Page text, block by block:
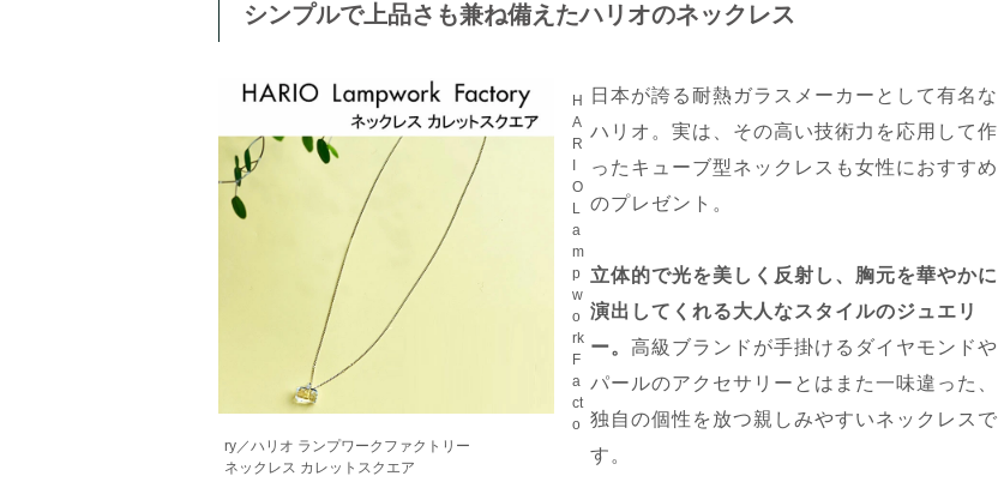
シンプルで上品さも兼ね備えたハリオのネックレス
H
A
R
O
L
a
m
p
w
o
rk
F
a
ct
o
ry／ハリオ ランプワークファクトリー
ネックレス カレットスクエア
日本が誇る耐熱ガラスメーカーとして有名な
ハリオ。実は、その高い技術力を応用して作
ったキューブ型ネックレスも女性におすすめ
のプレゼント。
立体的で光を美しく反射し、胸元を華やかに
演出してくれる大人なスタイルのジュエリ
ー。 高級ブランドが手掛けるダイヤモンドや
パールのアクセサリーとはまた一味違った、
独自の個性を放つ親しみやすいネックレスで
す。